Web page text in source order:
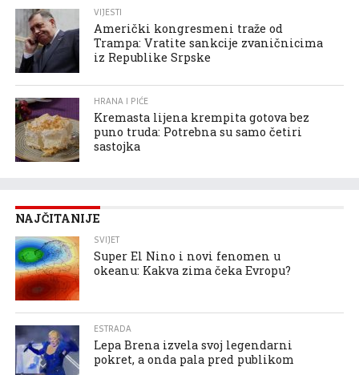
VIJESTI
Američki kongresmeni traže od
Trampa: Vratite sankcije zvaničnicima
iz Republike Srpske
HRANA I PIĆE
Kremasta lijena krempita gotova bez
puno truda: Potrebna su samo četiri
sastojka
NAJČITANIJE
SVIJET
Super El Nino i novi fenomen u
okeanu: Kakva zima čeka Evropu?
ESTRADA
Lepa Brena izvela svoj legendarni
pokret, a onda pala pred publikom